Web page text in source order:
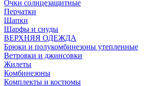
Очки солнцезащитные
Перчатки
Шапки
Шарфы и снуды
ВЕРХНЯЯ ОДЕЖДА
Брюки и полукомбинезоны утепленные
Ветровки и джинсовки
Жилеты
Комбинезоны
Комплекты и костюмы